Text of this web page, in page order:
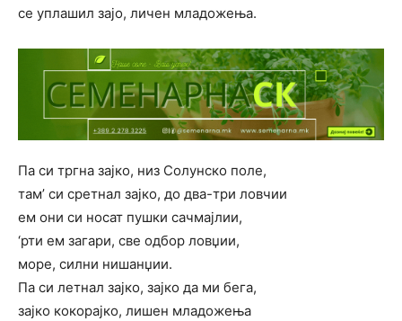
се уплашил зајо, личен младожења.
Па си тргна зајко, низ Солунско поле,
там’ си сретнал зајко, до два-три ловчии
ем они си носат пушки сачмајлии,
‘рти ем загари, све одбор ловџии,
море, силни нишанџии.
Па си летнал зајко, зајко да ми бега,
зајко кокорајко, лишен младожења